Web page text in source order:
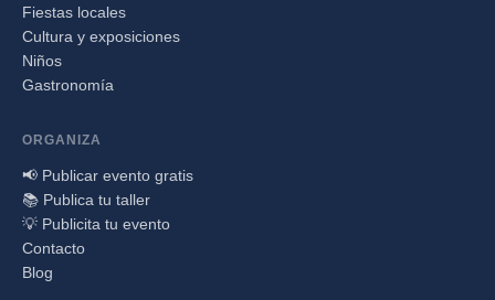
Fiestas locales
Cultura y exposiciones
Niños
Gastronomía
ORGANIZA
📢 Publicar evento gratis
📚 Publica tu taller
💡 Publicita tu evento
Contacto
Blog